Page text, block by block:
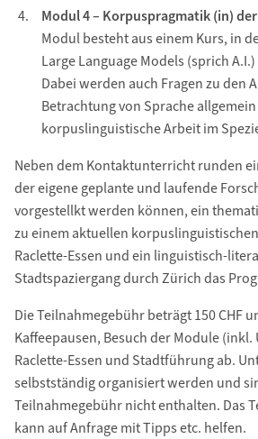
Modul 4 – Korpuspragmatik (in)
Modul besteht aus einem Kurs, in
Large Language Models (sprich
Dabei werden auch Fragen zu den
Betrachtung von Sprache
korpuslinguistische Arbeit im
Neben dem Kontaktunterricht runden
der eigene geplante und laufende
vorgestellkt werden können, ein
zu einem aktuellen
Raclette-Essen und ein linguistisch-
Stadtspaziergang durch Zürich das
Die Teilnahmegebühr beträgt 150 CHF
Kaffeepausen, Besuch der Module
Raclette-Essen und Stadtführung ab.
selbstständig organisiert werden und
Teilnahmegebühr nicht enthalten. Das
kann auf Anfrage mit Tipps etc. helfen.